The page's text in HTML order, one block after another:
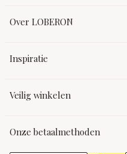
Over LOBERON
Inspiratie
Veilig winkelen
Onze betaalmethoden